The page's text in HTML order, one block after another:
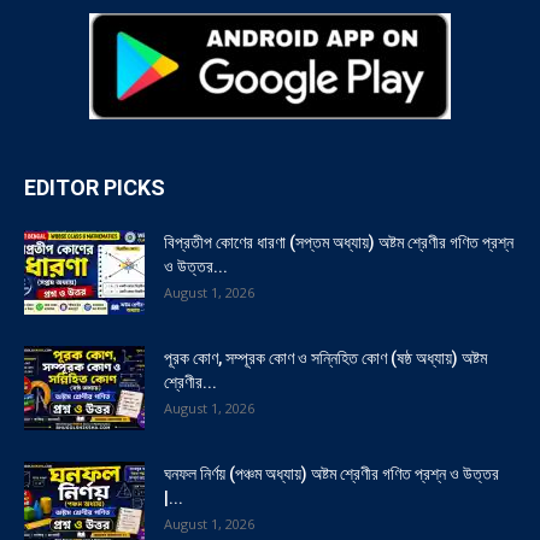
EDITOR PICKS
বিপ্রতীপ কোণের ধারণা (সপ্তম অধ্যায়) অষ্টম শ্রেণীর গণিত প্রশ্ন
ও উত্তর...
August 1, 2026
পূরক কোণ, সম্পূরক কোণ ও সন্নিহিত কোণ (ষষ্ঠ অধ্যায়) অষ্টম
শ্রেণীর...
August 1, 2026
ঘনফল নির্ণয় (পঞ্চম অধ্যায়) অষ্টম শ্রেণীর গণিত প্রশ্ন ও উত্তর
|...
August 1, 2026